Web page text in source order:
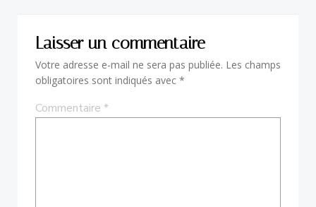
Laisser un commentaire
Votre adresse e-mail ne sera pas publiée. Les champs
obligatoires sont indiqués avec *
Commentaire *